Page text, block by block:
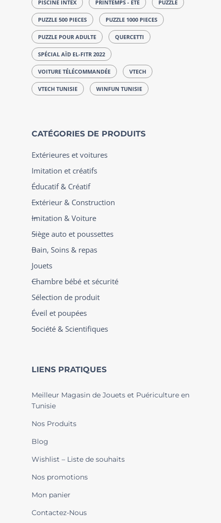
PISCINE INTEX PRINTEMPS - ÉTÉ PUZZLE
PUZZLE 500 PIECES PUZZLE 1000 PIECES
PUZZLE POUR ADULTE QUERCETTI
SPÉCIAL AÏD EL-FITR 2022
VOITURE TÉLÉCOMMANDÉE VTECH
VTECH TUNISIE WINFUN TUNISIE
CATÉGORIES DE PRODUITS
Extérieures et voitures
Imitation et créatifs
Éducatif & Créatif
Extérieur & Construction
Imitation & Voiture
Siège auto et poussettes
Bain, Soins & repas
Jouets
Chambre bébé et sécurité
Sélection de produit
Éveil et poupées
Société & Scientifiques
LIENS PRATIQUES
Meilleur Magasin de Jouets et Puériculture en
Tunisie
Nos Produits
Blog
Wishlist – Liste de souhaits
Nos promotions
Mon panier
Contactez-Nous